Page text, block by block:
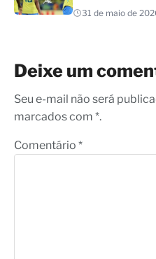
31 de maio de
Deixe um
Seu e-mail não será
marcados com *.
Comentário *